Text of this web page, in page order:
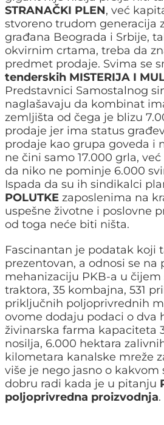
STRANAČKI PLEN, već
stvoreno trudom generacija
građana Beograda i Srbije,
okvirnim crtama, treba da
predmet prodaje. Svima se
tenderskih MISTERIJA I
Predstavnici Samostalnog
naglašavaju da kombinat
zemljišta od čega je blizu
prodaje jer ima status
prodaje kao grupa goveda i
ne čini samo 17.000 grla,
da niko ne pominje 6.000
Ispada da su ih sindikalci
POLUTKE zaposlenima na
uspešne životne i poslovne
od toga neće biti ništa.
Fascinantan je podatak koji
prezentovan, a odnosi se na
mehanizaciju PKB-a u čijem
traktora, 35 kombajna, 531
priključnih poljoprivrednih
ovome dodaju podaci o dva
živinarska farma kapaciteta
nosilja, 6.000 hektara
kilometara kanalske mreže
više je nego jasno o kakvom
dobru radi kada je u pitanju
poljoprivredna proizvodnja.